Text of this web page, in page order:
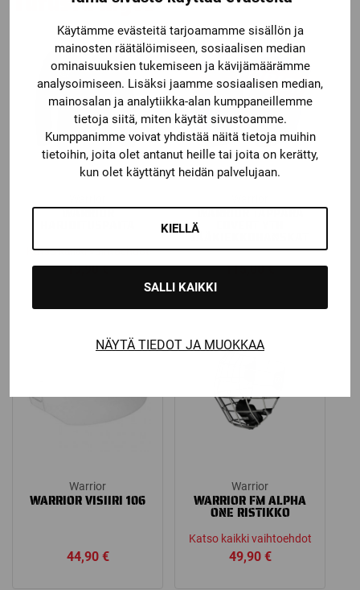
Käytämme evästeitä tarjoamamme sisällön ja
mainosten räätälöimiseen, sosiaalisen median
ominaisuuksien tukemiseen ja kävijämäärämme
analysoimiseen. Lisäksi jaamme sosiaalisen median,
mainosalan ja analytiikka-alan kumppaneillemme
tietoja siitä, miten käytät sivustoamme.
Kumppanimme voivat yhdistää näitä tietoja muihin
tietoihin, joita olet antanut heille tai joita on kerätty,
kun olet käyttänyt heidän palvelujaan.
KIELLÄ
SALLI KAIKKI
NÄYTÄ TIEDOT JA MUOKKAA
WARRIOR
Katso kaikki vaihtoehdot
19,90€
WARRIOR TAPPARA
JÄÄKIEKKOHANSKAT
115,00€
Warrior
WARRIOR VISIIRI 106
44,90 €
Warrior
WARRIOR FM ALPHA
ONE RISTIKKO
Katso kaikki vaihtoehdot
49,90 €